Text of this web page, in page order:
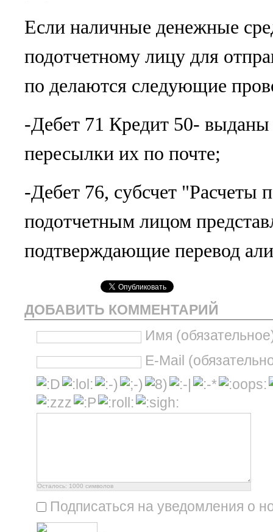
Если наличные денежные
подотчетному лицу для
по делаются следующие
-Дебет 71 Кредит 50- выданы
пересылки их по почте;
-Дебет 76, субсчет "Расчеты
подотчетным лицом
подтверждающие перевод
ДОБАВИТЬ КОММЕНТАРИЙ
Имя
E-Mail
Осталось: 1000 символов
Подписаться на уведомления о